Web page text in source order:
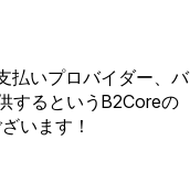
払いプロバイダー、バ
するというB2Coreの
います！